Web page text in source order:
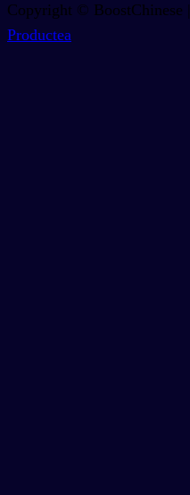
Copyright © BoostChinese |
Productea